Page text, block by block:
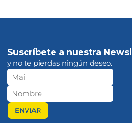
Suscríbete a nuestra
y no te pierdas ningún deseo.